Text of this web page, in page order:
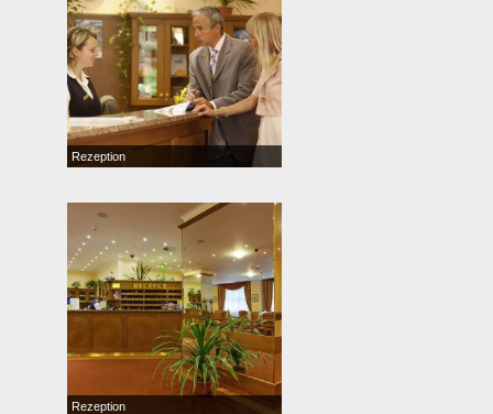
Rezeption
Rezeption